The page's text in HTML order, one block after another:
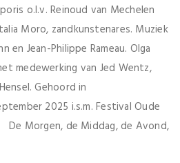
o.l.v. Reinoud van Mechelen
Moro, zandkunstenares. Muziek
en Jean-Philippe Rameau. Olga
medewerking van Jed Wentz,
Gehoord in
2025 i.s.m. Festival Oude
De Morgen, de Middag, de Avond,